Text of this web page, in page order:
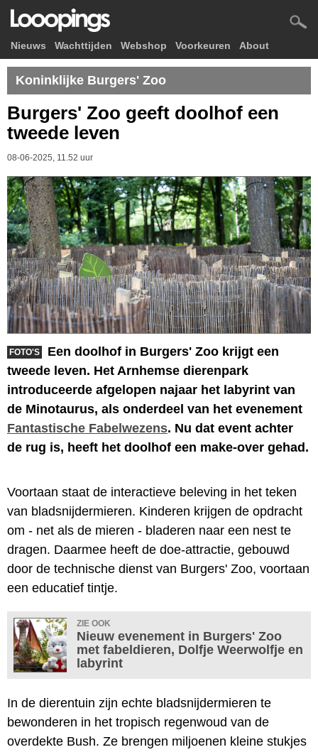
Nieuws Wachttijden Webshop Voorkeuren About
Koninklijke Burgers' Zoo
Burgers' Zoo geeft doolhof een
tweede leven
08-06-2025, 11.52 uur
FOTO'S
Een doolhof in Burgers' Zoo krijgt een
tweede leven. Het Arnhemse dierenpark
introduceerde afgelopen najaar het labyrint van
de Minotaurus, als onderdeel van het evenement
Fantastische Fabelwezens. Nu dat event achter
de rug is, heeft het doolhof een make-over gehad.
Voortaan staat de interactieve beleving in het teken
van bladsnijdermieren. Kinderen krijgen de opdracht
om - net als de mieren - bladeren naar een nest te
dragen. Daarmee heeft de doe-attractie, gebouwd
door de technische dienst van Burgers' Zoo, voortaan
een educatief tintje.
ZIE OOK
Nieuw evenement in Burgers' Zoo
met fabeldieren, Dolfje Weerwolfje en
labyrint
In de dierentuin zijn echte bladsnijdermieren te
bewonderen in het tropisch regenwoud van de
overdekte Bush. Ze brengen miljoenen kleine stukjes